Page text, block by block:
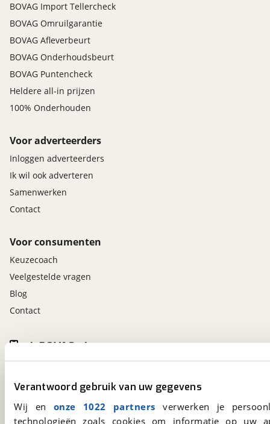
Verantwoord gebruik van uw gegevens
Wij en onze 1022 partners verwerken je
technologieën zoals cookies om informatie op
BOVAG Import Tellercheck
BOVAG Omruilgarantie
BOVAG Afleverbeurt
BOVAG Onderhoudsbeurt
BOVAG Puntencheck
Heldere all-in prijzen
100% Onderhouden
Voor adverteerders
Inloggen adverteerders
Ik wil ook adverteren
Samenwerken
Contact
Voor consumenten
Keuzecoach
Veelgestelde vragen
Blog
Contact
viaBOVAG.nl app